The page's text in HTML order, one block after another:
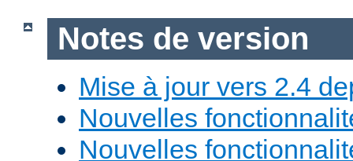
Notes de version
Mise à jour vers 2.4
Nouvelles
Nouvelles